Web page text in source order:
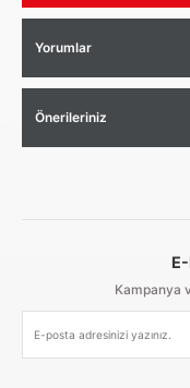
Yorumlar
Önerileriniz
Kolay
Güvenli Paketleme
Kampanya